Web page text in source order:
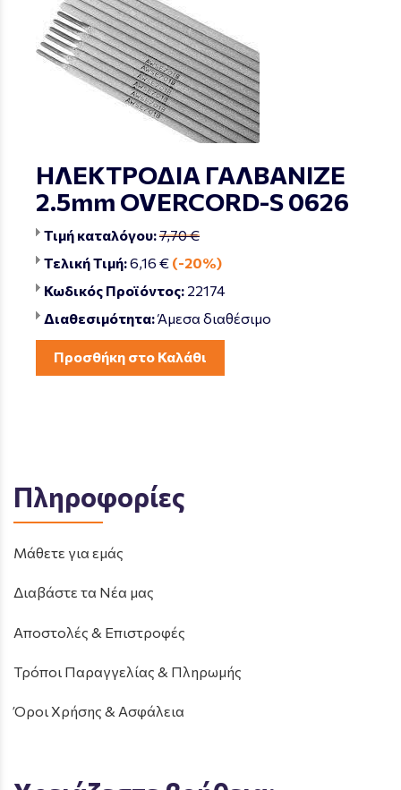
ΗΛΕΚΤΡΟΔΙΑ ΓΑΛΒΑΝΙΖΕ
2.5mm OVERCORD-S 0626
Τιμή καταλόγου:7,70 €
Τελική Τιμή:6,16 € (-20%)
Κωδικός Προϊόντος: 22174
Διαθεσιμότητα:Άμεσα διαθέσιμο
Προσθήκη στο Καλάθι
Πληροφορίες
Μάθετε για εμάς
Διαβάστε τα Νέα μας
Αποστολές & Επιστροφές
Τρόποι Παραγγελίας & Πληρωμής
Όροι Χρήσης & Ασφάλεια